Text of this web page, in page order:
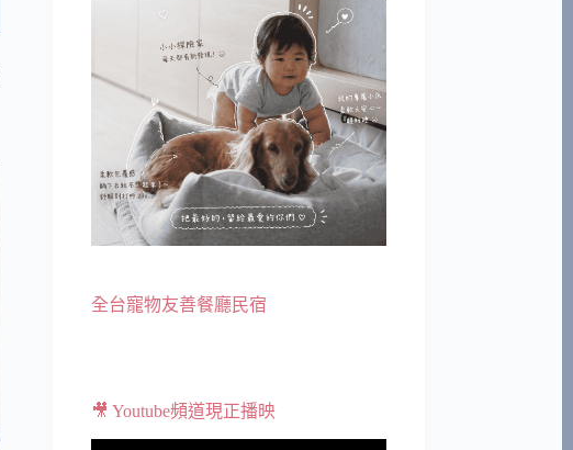
全台寵物友善餐廳民宿
🎥 Youtube頻道現正播映